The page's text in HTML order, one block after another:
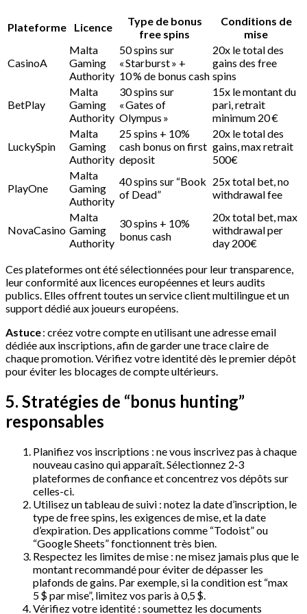
Plateforme Licence
Type de bonus
free spins
Conditions de
mise
CasinoA
Malta
Gaming
Authority
50 spins sur
« Starburst » +
10 % de bonus cash
20x le total des
gains des free
spins
BetPlay
Malta
Gaming
Authority
30 spins sur
« Gates of
Olympus »
15x le montant du
pari, retrait
minimum 20 €
LuckySpin
Malta
Gaming
Authority
25 spins + 10%
cash bonus on first
deposit
20x le total des
gains, max retrait
500€
PlayOne
Malta
Gaming
Authority
40 spins sur “Book
of Dead”
25x total bet, no
withdrawal fee
NovaCasino
Malta
Gaming
Authority
30 spins + 10%
bonus cash
20x total bet, max
withdrawal per
day 200€
Ces plateformes ont été sélectionnées pour leur transparence,
leur conformité aux licences européennes et leurs audits
publics. Elles offrent toutes un service client multilingue et un
support dédié aux joueurs européens.
Astuce: créez votre compte en utilisant une adresse email
dédiée aux inscriptions, afin de garder une trace claire de
chaque promotion. Vérifiez votre identité dès le premier dépôt
pour éviter les blocages de compte ultérieurs.
5. Stratégies de “bonus hunting”
responsables
Planifiez vos inscriptions : ne vous inscrivez pas à chaque
nouveau casino qui apparaît. Sélectionnez 2‑3
plateformes de confiance et concentrez vos dépôts sur
celles-ci.
Utilisez un tableau de suivi : notez la date d’inscription, le
type de free spins, les exigences de mise, et la date
d’expiration. Des applications comme “Todoist” ou
“Google Sheets” fonctionnent très bien.
Respectez les limites de mise : ne misez jamais plus que le
montant recommandé pour éviter de dépasser les
plafonds de gains. Par exemple, si la condition est “max
5 $ par mise”, limitez vos paris à 0,5 $.
Vérifiez votre identité : soumettez les documents